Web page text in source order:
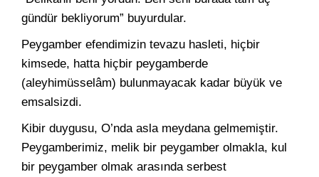
gündür bekliyorum” buyurdular.
Peygamber efendimizin tevazu hasleti, hiçbir
kimsede, hatta hiçbir peygamberde
(aleyhimüsselâm) bulunmayacak kadar büyük ve
emsalsizdi.
Kibir duygusu, O’nda asla meydana gelmemiştir.
Peygamberimiz, melik bir peygamber olmakla, kul
bir peygamber olmak arasında serbest